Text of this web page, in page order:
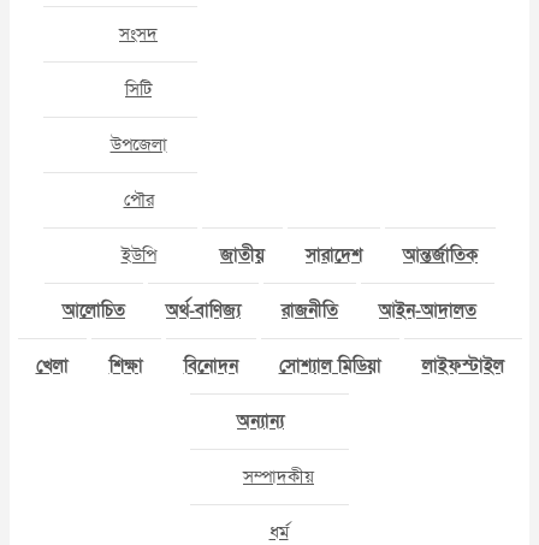
সংসদ
সিটি
উপজেলা
পৌর
ইউপি জাতীয় সারাদেশ আন্তর্জাতিক
আলোচিত অর্থ-বাণিজ্য রাজনীতি আইন-আদালত
খেলা শিক্ষা বিনোদন সোশ্যাল মিডিয়া লাইফস্টাইল
অন্যান্য
সম্পাদকীয়
ধর্ম